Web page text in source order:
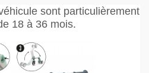
sont particulièrement
18 à 36 mois.